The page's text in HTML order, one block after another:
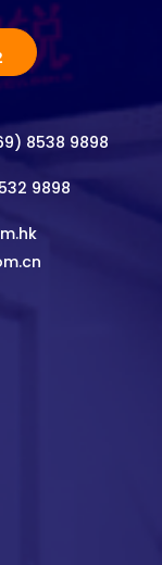
8538 9898
9898